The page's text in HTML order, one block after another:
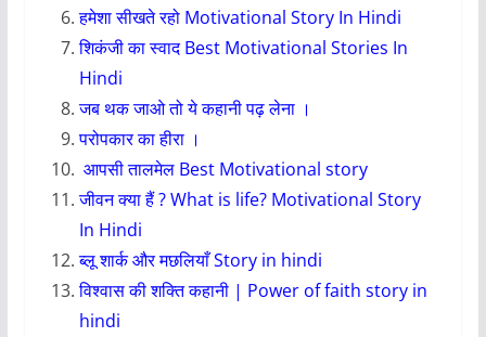
हमेशा सीखते रहो Motivational Story In Hindi
शिकंजी का स्वाद Best Motivational Stories In
Hindi
जब थक जाओ तो ये कहानी पढ़ लेना ।
परोपकार का हीरा।
आपसी तालमेल Best Motivational story
जीवन क्या हैं ? What is life? Motivational Story
In Hindi
ब्लू शार्क और मछलियाँ Story in hindi
विश्वास की शक्ति कहानी | Power of faith story in
hindi